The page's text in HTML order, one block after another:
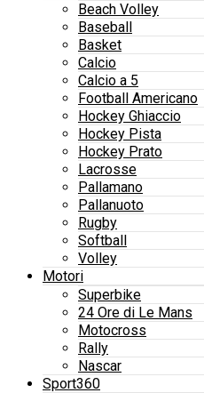
Beach Volley
Baseball
Basket
Calcio
Calcio a 5
Football Americano
Hockey Ghiaccio
Hockey Pista
Hockey Prato
Lacrosse
Pallamano
Pallanuoto
Rugby
Softball
Volley
Motori
Superbike
24 Ore di Le Mans
Motocross
Rally
Nascar
Sport360